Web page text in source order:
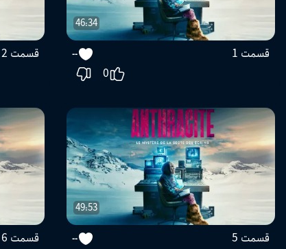
46:34
قسمت 1 --
0
قسمت 2
49:53
قسمت 5 -- قسمت 6